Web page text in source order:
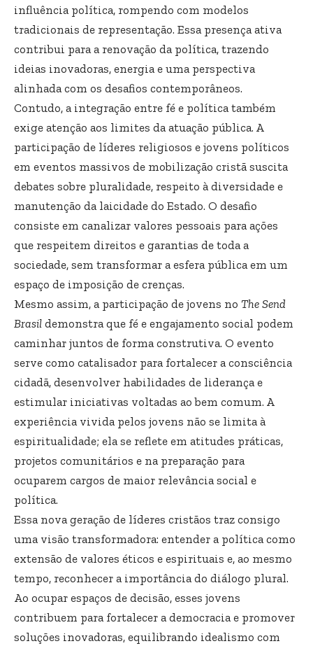
influência política, rompendo com modelos
tradicionais de representação. Essa presença ativa
contribui para a renovação da política, trazendo
ideias inovadoras, energia e uma perspectiva
alinhada com os desafios contemporâneos.
Contudo, a integração entre fé e política também
exige atenção aos limites da atuação pública. A
participação de líderes religiosos e jovens políticos
em eventos massivos de mobilização cristã suscita
debates sobre pluralidade, respeito à diversidade e
manutenção da laicidade do Estado. O desafio
consiste em canalizar valores pessoais para ações
que respeitem direitos e garantias de toda a
sociedade, sem transformar a esfera pública em um
espaço de imposição de crenças.
Mesmo assim, a participação de jovens no The Send
Brasil demonstra que fé e engajamento social podem
caminhar juntos de forma construtiva. O evento
serve como catalisador para fortalecer a consciência
cidadã, desenvolver habilidades de liderança e
estimular iniciativas voltadas ao bem comum. A
experiência vivida pelos jovens não se limita à
espiritualidade; ela se reflete em atitudes práticas,
projetos comunitários e na preparação para
ocuparem cargos de maior relevância social e
política.
Essa nova geração de líderes cristãos traz consigo
uma visão transformadora: entender a política como
extensão de valores éticos e espirituais e, ao mesmo
tempo, reconhecer a importância do diálogo plural.
Ao ocupar espaços de decisão, esses jovens
contribuem para fortalecer a democracia e promover
soluções inovadoras, equilibrando idealismo com